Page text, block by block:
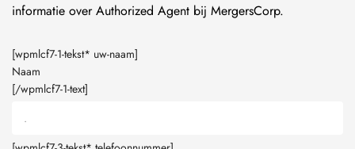
informatie over Authorized Agent bij MergersCorp.
[wpmlcf7-1-tekst* uw-naam]
Naam
[/wpmlcf7-1-text]